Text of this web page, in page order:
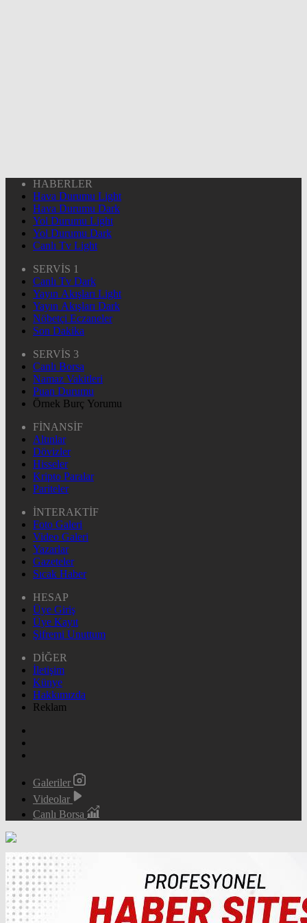
HABERLER
Hava Durumu Light
Hava Durumu Dark
Yol Durumu Light
Yol Durumu Dark
Canlı Tv Light
SERVİS 1
Canlı Tv Dark
Yayın Akışları Light
Yayın Akışları Dark
Nöbetçi Eczaneler
Son Dakika
SERVİS 3
Canlı Borsa
Namaz Vakitleri
Puan Durumu
Örnek Burç Yorumu
FİNANSİF
Altınlar
Dövizler
Hisseler
Kripto Paralar
Pariteler
İNTERAKTİF
Foto Galeri
Video Galeri
Yazarlar
Gazeteler
Sıcak Haber
HESAP
Üye Giriş
Üye Kayıt
Şifremi Unuttum
DİĞER
İletişim
Künye
Hakkımızda
Reklam
Galeriler
Videolar
Canlı Borsa